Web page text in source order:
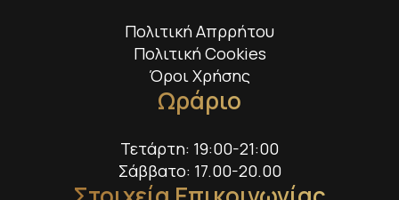
Πολιτική Απρρήτου
Πολιτική Cookies
Όροι Χρήσης
Ωράριο
Τετάρτη: 19:00-21:00
Σάββατο: 17.00-20.00